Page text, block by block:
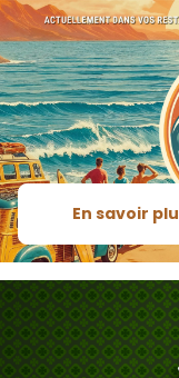
En savoir